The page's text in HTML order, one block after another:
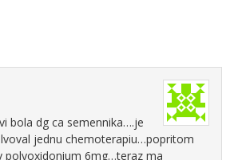
bola dg ca semennika….je
jednu chemoterapiu…popritom
polyoxidonium 6mg…teraz ma